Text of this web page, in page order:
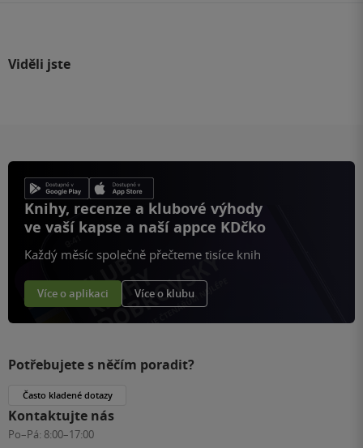
Viděli jste
Knihy, recenze a klubové výhody
ve vaší kapse a naší appce KDčko
Každý měsíc společně přečteme tisíce knih
Více o aplikaci Více o klubu
Potřebujete s něčím poradit?
Často kladené dotazy
Kontaktujte nás
Po–Pá: 8:00–17:00